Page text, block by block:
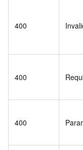
400
400
400